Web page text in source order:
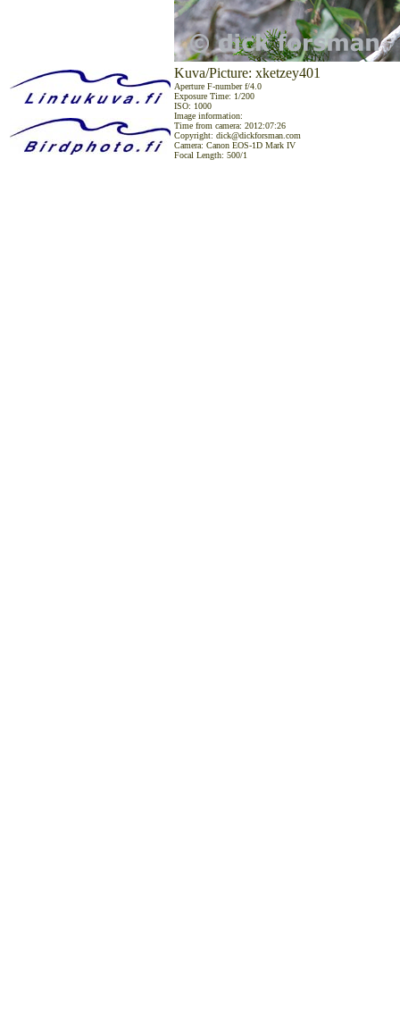
Kuva/Picture: xketzey401
Aperture F-number f/4.0
Exposure Time: 1/200
ISO: 1000
Image information:
Time from camera: 2012:07:26
Copyright: dick@dickforsman.com
Camera: Canon EOS-1D Mark IV
Focal Length: 500/1